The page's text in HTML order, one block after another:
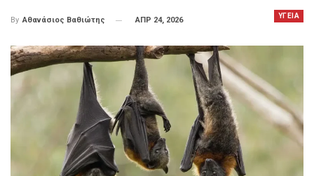
ΥΓΕΙΑ
By Αθανάσιος Βαθιώτης ΑΠΡ 24, 2026